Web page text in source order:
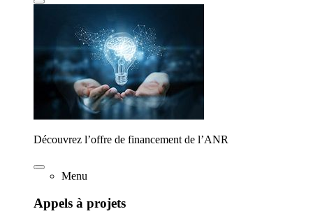
Découvrez l’offre de financement de l’ANR
Menu
Appels à projets